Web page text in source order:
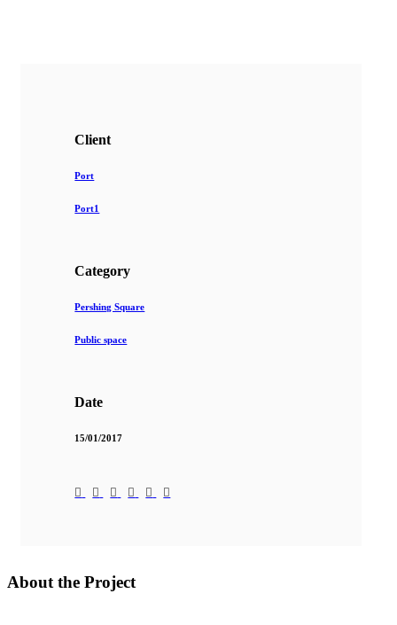
Client
Port
Port1
Category
Pershing Square
Public space
Date
15/01/2017
About the Project